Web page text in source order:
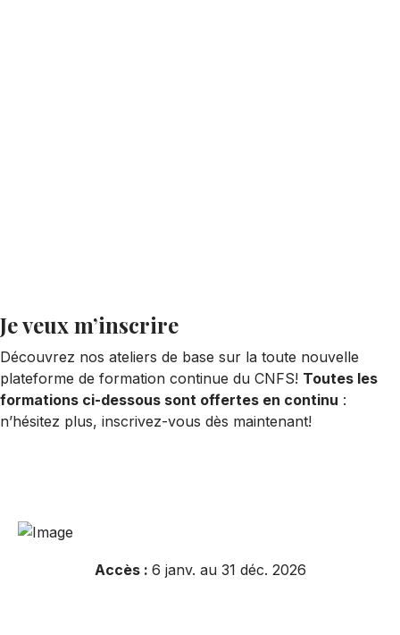
Je veux m’inscrire
Découvrez nos ateliers de base sur la toute nouvelle
plateforme de formation continue du CNFS! Toutes les
formations ci-dessous sont offertes en continu :
n’hésitez plus, inscrivez-vous dès maintenant!
Accès : 6 janv. au 31 déc. 2026